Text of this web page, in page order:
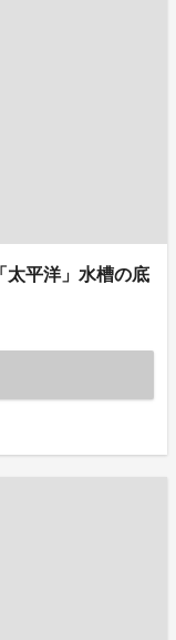
平洋」水槽の底